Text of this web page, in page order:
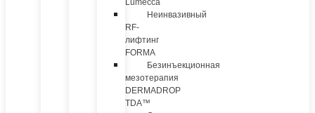
Lumecca
Неинвазивный
RF-
лифтинг
FORMA
Безинъекционная
мезотерапия
DERMADROP
TDA™